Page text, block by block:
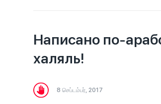
Написано по-
халяль!
8 செப்டம்பர், 2017